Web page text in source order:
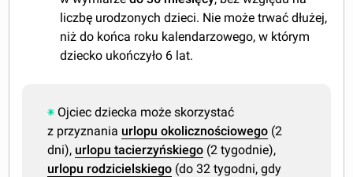
liczbę urodzonych dzieci. Nie może trwać dłużej,
niż do końca roku kalendarzowego, w którym
dziecko ukończyło 6 lat.
Ojciec dziecka może skorzystać
z przyznania urlopu okolicznościowego (2
dni), urlopu tacierzyńskiego (2 tygodnie),
urlopu rodzicielskiego (do 32 tygodni, gdy